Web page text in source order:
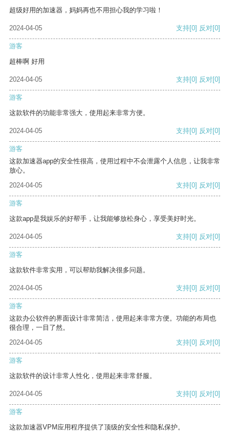
超级好用的加速器，妈妈再也不用担心我的学习啦！
2024-04-05 支持[0] 反对[0]
游客
超棒啊 好用
2024-04-05 支持[0] 反对[0]
游客
这款软件的功能非常强大，使用起来非常方便。
2024-04-05 支持[0] 反对[0]
游客
这款加速器app的安全性很高，使用过程中不会泄露个人信息，让我非常
放心。
2024-04-05
支持[0] 反对[0]
游客
这款app是我娱乐的好帮手，让我能够放松身心，享受美好时光。
2024-04-05 支持[0] 反对[0]
游客
这款软件非常实用，可以帮助我解决很多问题。
2024-04-05 支持[0] 反对[0]
游客
这款办公软件的界面设计非常简洁，使用起来非常方便。功能的布局也
很合理，一目了然。
2024-04-05
支持[0] 反对[0]
游客
这款软件的设计非常人性化，使用起来非常舒服。
2024-04-05 支持[0] 反对[0]
游客
这款加速器VPM应用程序提供了顶级的安全性和隐私保护。